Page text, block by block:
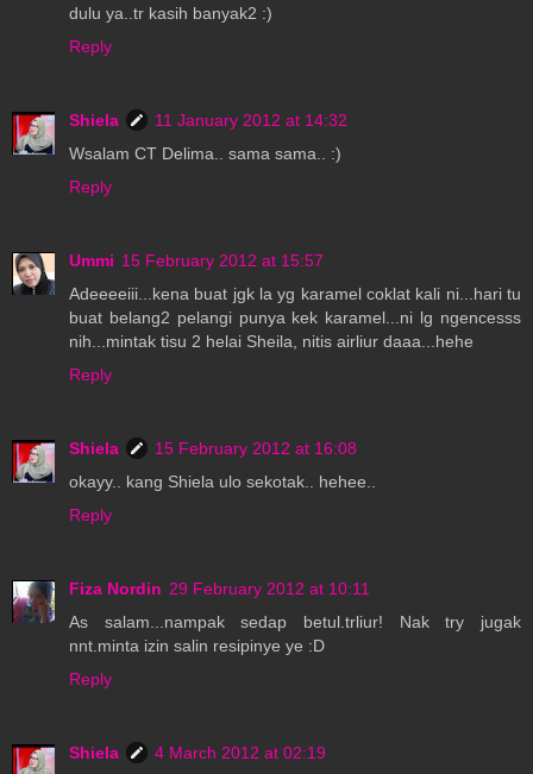
dulu ya..tr kasih banyak2 :)
Reply
Shiela
11 January 2012 at 14:32
Wsalam CT Delima.. sama sama.. :)
Reply
Ummi 15 February 2012 at 15:57
Adeeeeiii...kena buat jgk la yg karamel coklat kali ni...hari tu
buat belang2 pelangi punya kek karamel...ni lg ngencesss
nih...mintak tisu 2 helai Sheila, nitis airliur daaa...hehe
Reply
Shiela
15 February 2012 at 16:08
okayy.. kang Shiela ulo sekotak.. hehee..
Reply
Fiza Nordin 29 February 2012 at 10:11
As salam...nampak sedap betul.trliur! Nak try jugak
nnt.minta izin salin resipinye ye :D
Reply
Shiela
4 March 2012 at 02:19